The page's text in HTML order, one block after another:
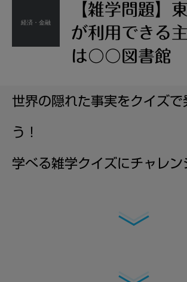
経済・金融
【雑学問題】
が利用できる
は〇〇図書館
世界の隠れた事実をクイズで
う！
学べる雑学クイズにチャレン